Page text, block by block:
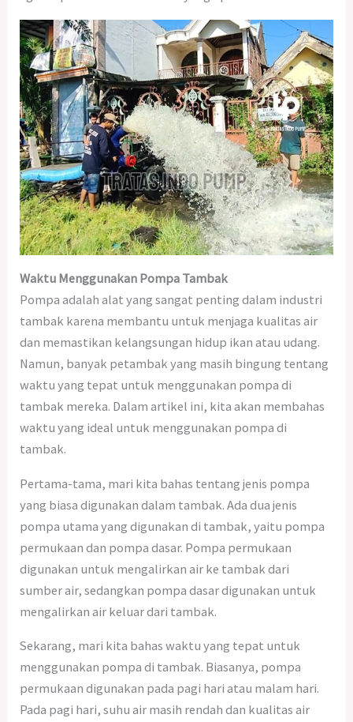
Waktu Menggunakan Pompa Tambak
Pompa adalah alat yang sangat penting dalam industri
tambak karena membantu untuk menjaga kualitas air
dan memastikan kelangsungan hidup ikan atau udang.
Namun, banyak petambak yang masih bingung tentang
waktu yang tepat untuk menggunakan pompa di
tambak mereka. Dalam artikel ini, kita akan membahas
waktu yang ideal untuk menggunakan pompa di
tambak.
Pertama-tama, mari kita bahas tentang jenis pompa
yang biasa digunakan dalam tambak. Ada dua jenis
pompa utama yang digunakan di tambak, yaitu pompa
permukaan dan pompa dasar. Pompa permukaan
digunakan untuk mengalirkan air ke tambak dari
sumber air, sedangkan pompa dasar digunakan untuk
mengalirkan air keluar dari tambak.
Sekarang, mari kita bahas waktu yang tepat untuk
menggunakan pompa di tambak. Biasanya, pompa
permukaan digunakan pada pagi hari atau malam hari.
Pada pagi hari, suhu air masih rendah dan kualitas air